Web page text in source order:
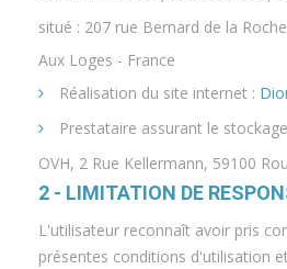
situé : 207 rue Bernard de la
Aux Loges - France
Réalisation du site internet :
Prestataire assurant le
OVH, 2 Rue Kellermann, 59100
2 - LIMITATION DE
L'utilisateur reconnaît avoir pris
présentes conditions d'utilisation